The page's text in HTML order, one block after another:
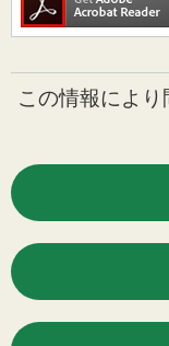
この情報により